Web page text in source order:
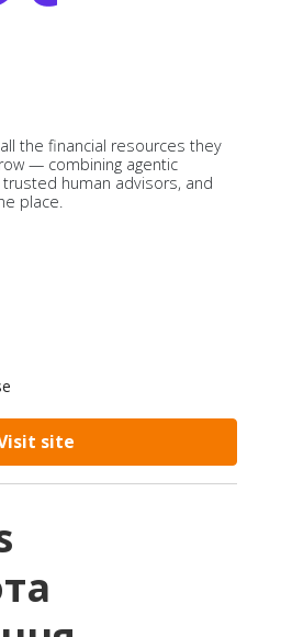
the financial resources they
— combining agentic
human advisors, and
place.
site